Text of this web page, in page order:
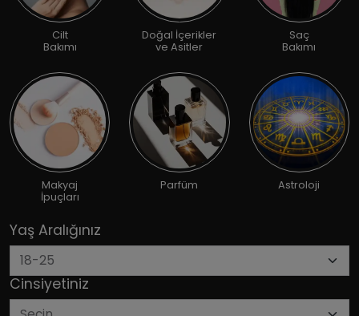
Cilt
Bakımı
Doğal İçerikler
ve Asitler
Saç
Bakımı
Makyaj
İpuçları
Parfüm Astroloji
Yaş Aralığınız
Cinsiyetiniz